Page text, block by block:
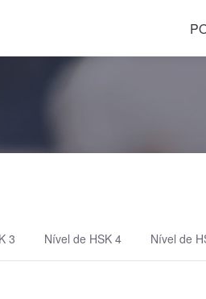
3 Nível de HSK 4 Nível de